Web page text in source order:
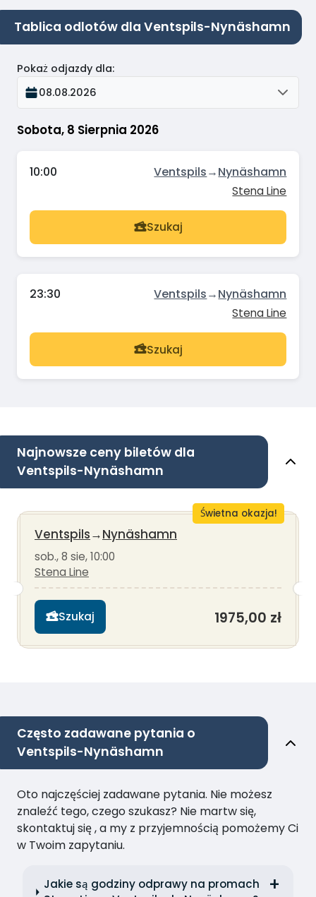
Tablica odlotów dla Ventspils-Nynäshamn
Sobota, 8 Sierpnia 2026
Pokaż odjazdy dla:
08.08.2026
10:00 Ventspils→Nynäshamn
Stena Line
Szukaj
23:30 Ventspils→Nynäshamn
Stena Line
Szukaj
Najnowsze ceny biletów dla
Ventspils-Nynäshamn
Świetna okazja!
Ventspils→Nynäshamn
sob., 8 sie, 10:00
Stena Line
Szukaj 1975,00 zł
Często zadawane pytania o
Ventspils-Nynäshamn
Oto najczęściej zadawane pytania. Nie możesz
znaleźć tego, czego szukasz? Nie martw się,
skontaktuj się , a my z przyjemnością pomożemy Ci
w Twoim zapytaniu.
Jakie są godziny odprawy na promach